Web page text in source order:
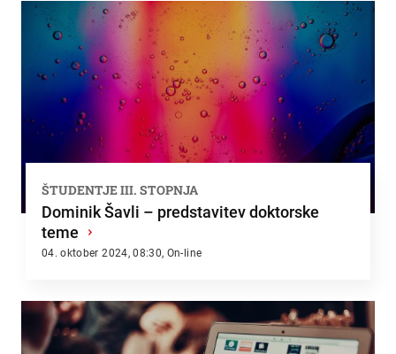
ŠTUDENTJE III. STOPNJA
Dominik Šavli – predstavitev doktorske
teme ›
04. oktober 2024, 08:30, On-line